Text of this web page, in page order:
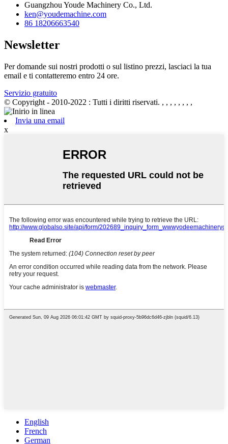
Guangzhou Youde Machinery Co., Ltd.
ken@youdemachine.com
86 18206663540
Newsletter
Per domande sui nostri prodotti o sul listino prezzi, lasciaci la tua
email e ti contatteremo entro 24 ore.
Servizio gratuito
© Copyright - 2010-2022 : Tutti i diritti riservati. , , , , , , , ,
Invia una email
x
English
French
German